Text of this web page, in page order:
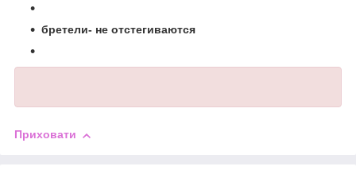
бретели- не отстегиваются
Приховати